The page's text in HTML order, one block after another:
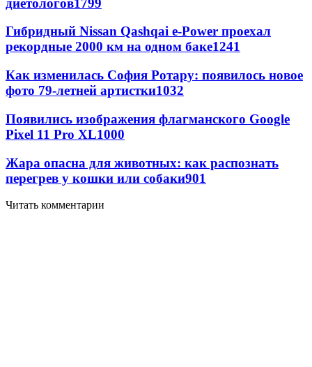
Гибридный Nissan Qashqai e-Power проехал
рекордные 2000 км на одном баке1241
Как изменилась София Ротару: появилось новое
фото 79-летней артистки1032
Появились изображения флагманского Google
Pixel 11 Pro XL1000
Жара опасна для животных: как распознать
перегрев у кошки или собаки901
Читать комментарии